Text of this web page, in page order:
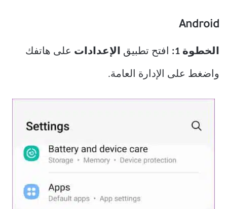
Android
الخطوة 1: افتح تطبيق الإعدادات على هاتفك
واضغط على الإدارة العامة.